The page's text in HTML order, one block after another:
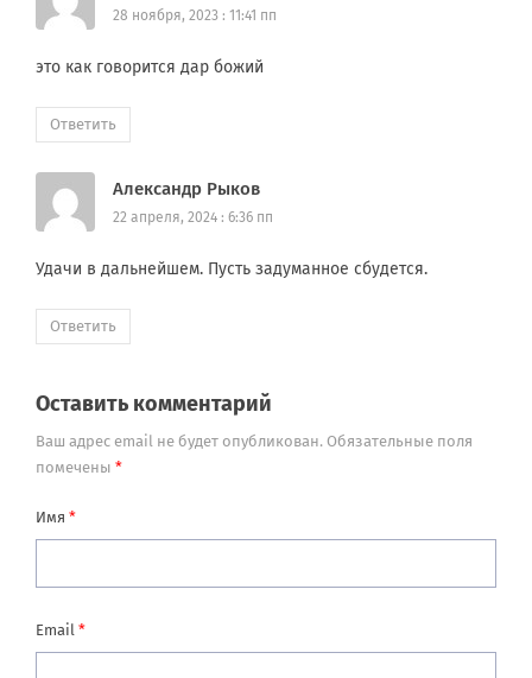
28 ноября, 2023 : 11:41 пп
это как говорится дар божий
Ответить
Александр Рыков
22 апреля, 2024 : 6:36 пп
Удачи в дальнейшем. Пусть задуманное сбудется.
Ответить
Оставить комментарий
Ваш адрес email не будет опубликован. Обязательные поля
помечены *
Имя *
Email *